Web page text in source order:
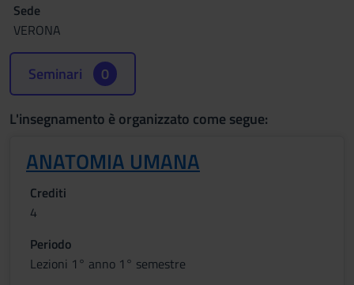
Sede
VERONA
Seminari 0
L'insegnamento è organizzato come segue:
ANATOMIA UMANA
Crediti
4
Periodo
Lezioni 1° anno 1° semestre